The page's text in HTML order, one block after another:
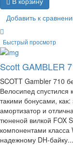
Добавить к
Быстрый просмотр
Scott GAMBLER
SCOTT Gambler 710
Велосипед
такими бонусами,
амортизатор и
тюненой вилкой FOX
компонентами
надежному DH-байку...